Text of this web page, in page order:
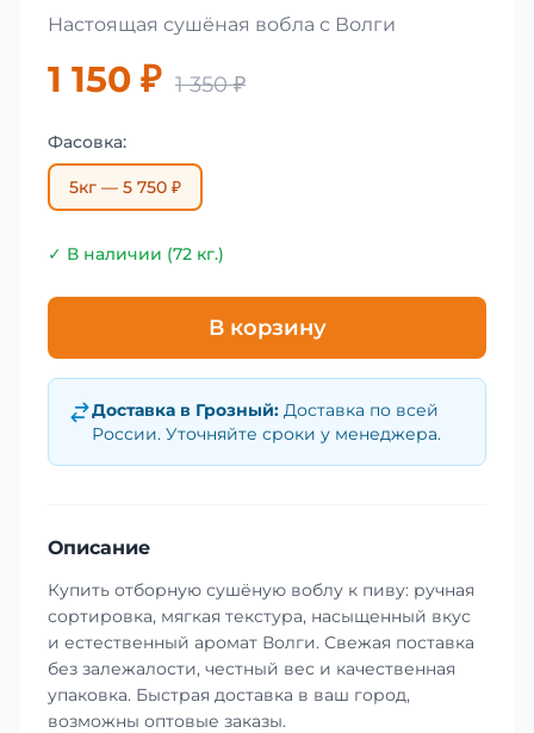
Настоящая сушёная вобла с Волги
1 150 ₽ 1 350 ₽
Фасовка:
5кг — 5 750 ₽
✓ В наличии (72 кг.)
В корзину
Доставка в Грозный: Доставка по всей
России. Уточняйте сроки у менеджера.
Описание
Купить отборную сушёную воблу к пиву: ручная
сортировка, мягкая текстура, насыщенный вкус
и естественный аромат Волги. Свежая поставка
без залежалости, честный вес и качественная
упаковка. Быстрая доставка в ваш город,
возможны оптовые заказы.